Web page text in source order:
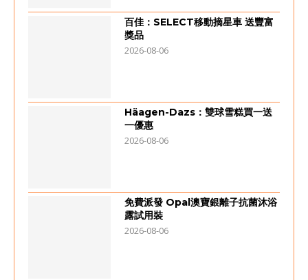
百佳：SELECT移動摘星車 送豐富
獎品
2026-08-06
Häagen-Dazs：雙球雪糕買一送
一優惠
2026-08-06
免費派發 Opal澳寶銀離子抗菌沐浴
露試用裝
2026-08-06